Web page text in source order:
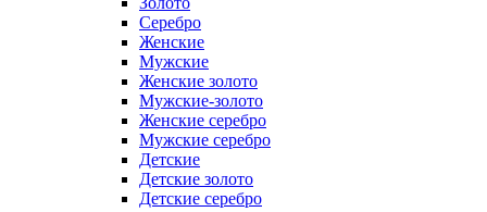
Серебро
Женские
Мужские
Женские золото
Мужские-золото
Женские серебро
Мужские серебро
Детские
Детские золото
Детские серебро